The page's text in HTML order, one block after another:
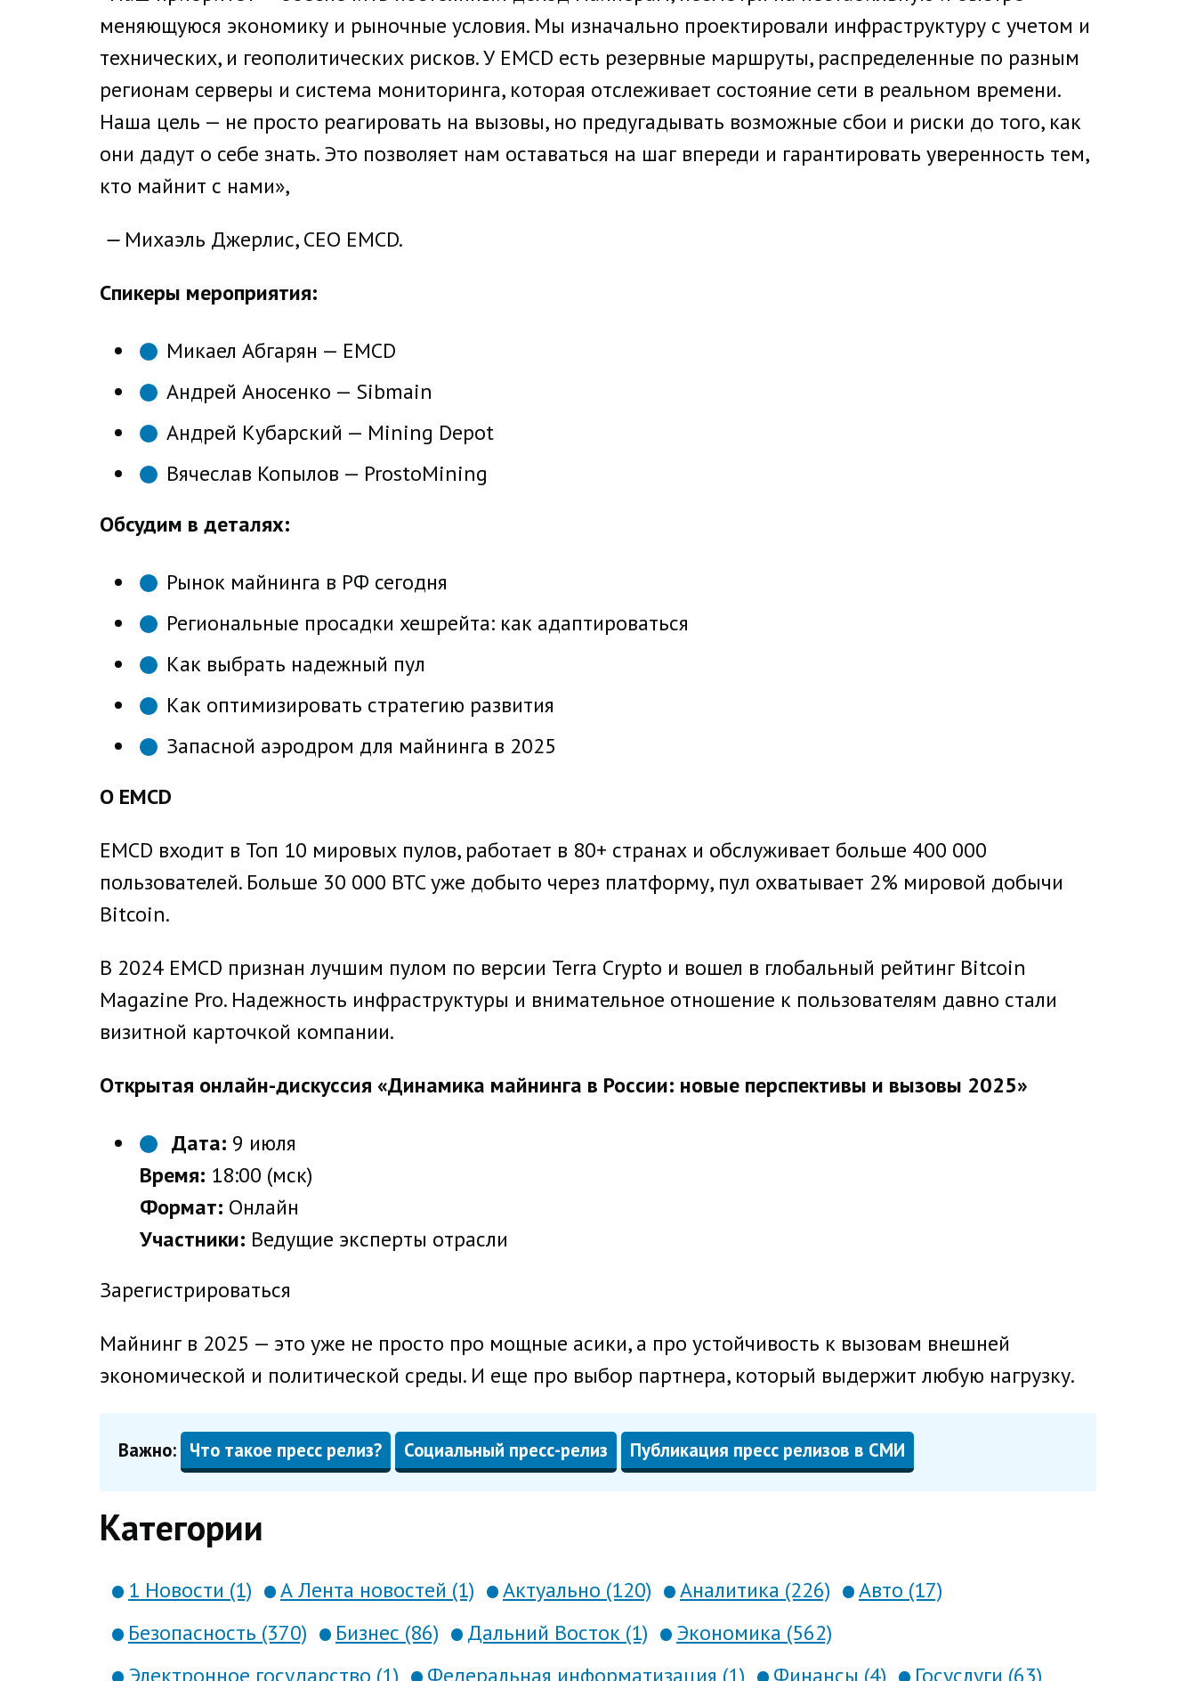
меняющуюся экономику и рыночные условия. Мы изначально проектировали инфраструктуру с учетом и
технических, и геополитических рисков. У EMCD есть резервные маршруты, распределенные по разным
регионам серверы и система мониторинга, которая отслеживает состояние сети в реальном времени.
Наша цель — не просто реагировать на вызовы, но предугадывать возможные сбои и риски до того, как
они дадут о себе знать. Это позволяет нам оставаться на шаг впереди и гарантировать уверенность тем,
кто майнит с нами»,
— Михаэль Джерлис, СЕО EMCD.
Спикеры мероприятия:
Микаел Абгарян — EMCD
Андрей Аносенко — Sibmain
Андрей Кубарский — Mining Depot
Вячеслав Копылов — ProstoMining
Обсудим в деталях:
Рынок майнинга в РФ сегодня
Региональные просадки хешрейта: как адаптироваться
Как выбрать надежный пул
Как оптимизировать стратегию развития
Запасной аэродром для майнинга в 2025
О EMCD
EMCD входит в Топ 10 мировых пулов, работает в 80+ странах и обслуживает больше 400 000
пользователей. Больше 30 000 BTC уже добыто через платформу, пул охватывает 2% мировой добычи
Bitcoin.
В 2024 EMCD признан лучшим пулом по версии Terra Crypto и вошел в глобальный рейтинг Bitcoin
Magazine Pro. Надежность инфраструктуры и внимательное отношение к пользователям давно стали
визитной карточкой компании.
Открытая онлайн-дискуссия «Динамика майнинга в России: новые перспективы и вызовы 2025»
Дата: 9 июля
Время: 18:00 (мск)
Формат: Онлайн
Участники: Ведущие эксперты отрасли
Зарегистрироваться
Майнинг в 2025 — это уже не просто про мощные асики, а про устойчивость к вызовам внешней
экономической и политической среды. И еще про выбор партнера, который выдержит любую нагрузку.
Важно: Что такое пресс релиз? Социальный пресс-релиз Публикация пресс релизов в СМИ
Категории
1 Новости (1) А Лента новостей (1) Актуально (120) Аналитика (226)
Авто (17)
Безопасность (370)
Бизнес (86) Дальний Восток (1)
Экономика (562)
Электронное государство (1)
Федеральная информатизация (1) Финансы (4) Госуслуги (63)